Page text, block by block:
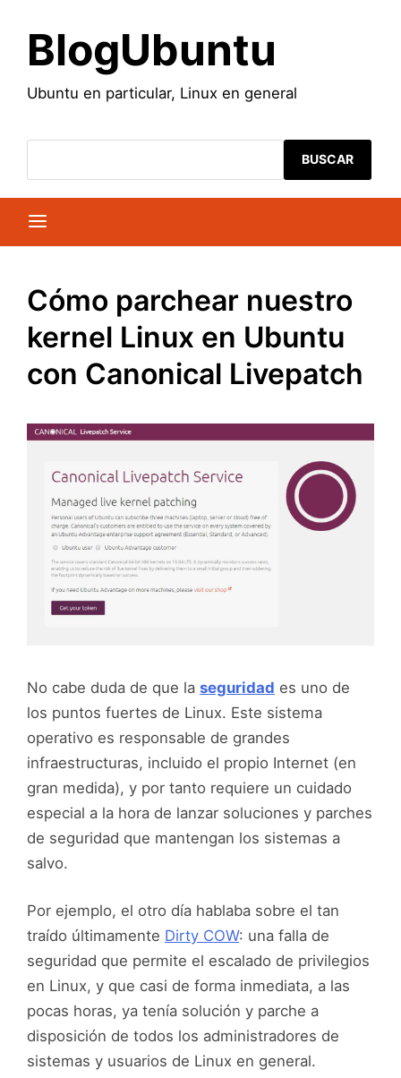
contenido
BlogUbuntu
Ubuntu en particular, Linux en general
BUSCAR
Cómo parchear nuestro
kernel Linux en Ubuntu
con Canonical Livepatch
No cabe duda de que la seguridad es uno de
los puntos fuertes de Linux. Este sistema
operativo es responsable de grandes
infraestructuras, incluido el propio Internet (en
gran medida), y por tanto requiere un cuidado
especial a la hora de lanzar soluciones y parches
de seguridad que mantengan los sistemas a
salvo.
Por ejemplo, el otro día hablaba sobre el tan
traído últimamente Dirty COW: una falla de
seguridad que permite el escalado de privilegios
en Linux, y que casi de forma inmediata, a las
pocas horas, ya tenía solución y parche a
disposición de todos los administradores de
sistemas y usuarios de Linux en general.